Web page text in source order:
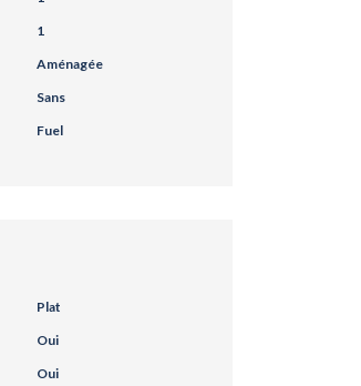
1
Aménagée
Sans
Fuel
Plat
Oui
Oui